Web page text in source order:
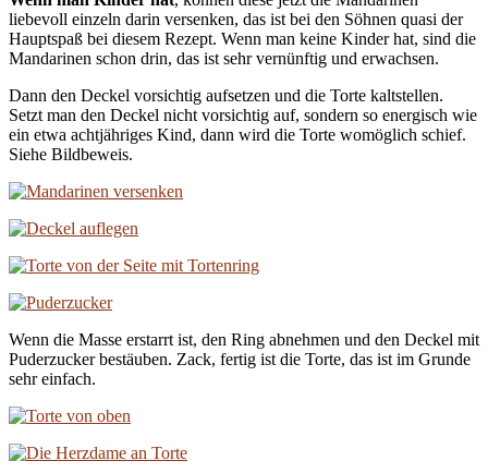
liebevoll einzeln darin versenken, das ist bei den Söhnen quasi der
Hauptspaß bei diesem Rezept. Wenn man keine Kinder hat, sind die
Mandarinen schon drin, das ist sehr vernünftig und erwachsen.
Dann den Deckel vorsichtig aufsetzen und die Torte kaltstellen.
Setzt man den Deckel nicht vorsichtig auf, sondern so energisch wie
ein etwa achtjähriges Kind, dann wird die Torte womöglich schief.
Siehe Bildbeweis.
Wenn die Masse erstarrt ist, den Ring abnehmen und den Deckel mit
Puderzucker bestäuben. Zack, fertig ist die Torte, das ist im Grunde
sehr einfach.